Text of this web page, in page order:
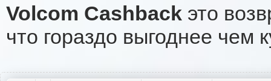
Volcom Cashback это
что гораздо выгоднее чем